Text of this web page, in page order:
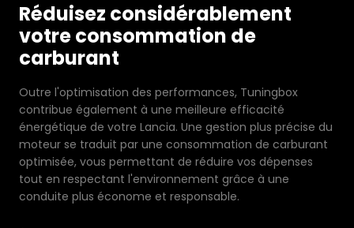
Réduisez considérablement
votre consommation de
carburant
Outre l'optimisation des performances, Tuningbox
contribue également à une meilleure efficacité
énergétique de votre Lancia. Une gestion plus précise du
moteur se traduit par une consommation de carburant
optimisée, vous permettant de réduire vos dépenses
tout en respectant l'environnement grâce à une
conduite plus économe et responsable.